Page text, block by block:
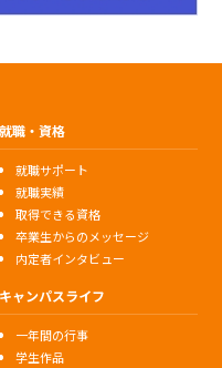
就職・資格
就職サポート
就職実績
取得できる資格
卒業生からのメッセージ
内定者インタビュー
キャンパスライフ
一年間の行事
学生作品